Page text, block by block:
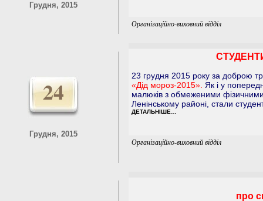
Грудня, 2015
Організаційно-виховний відділ
24
Грудня, 2015
23 грудня 2015 року за доброю
«Дід мороз-2015». Як і у
малюків з обмеженими
Ленінському районі, стали
ДЕТАЛЬНІШЕ…
Організаційно-виховний відділ
про